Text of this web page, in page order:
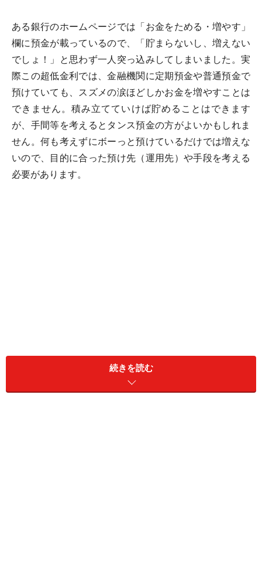
ある銀行のホームページでは「お金をためる・増やす」
欄に預金が載っているので、「貯まらないし、増えない
でしょ！」と思わず一人突っ込みしてしまいました。実
際この超低金利では、金融機関に定期預金や普通預金で
預けていても、スズメの涙ほどしかお金を増やすことは
できません。積み立てていけば貯めることはできます
が、手間等を考えるとタンス預金の方がよいかもしれま
せん。何も考えずにボーっと預けているだけでは増えな
いので、目的に合った預け先（運用先）や手段を考える
必要があります。
続きを読む